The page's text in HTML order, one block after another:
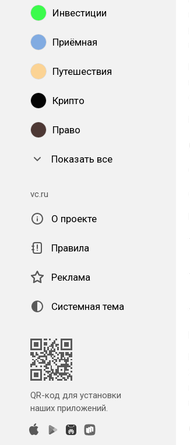
Инвестиции
Приёмная
Путешествия
Крипто
Право
Показать все
vc.ru
О проекте
Правила
Реклама
Системная тема
QR-код для установки
наших приложений.